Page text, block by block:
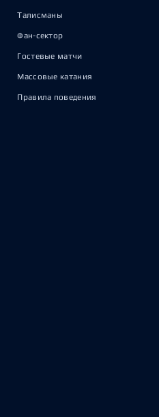
Талисманы
Фан-сектор
Гостевые матчи
Массовые катания
Правила поведения